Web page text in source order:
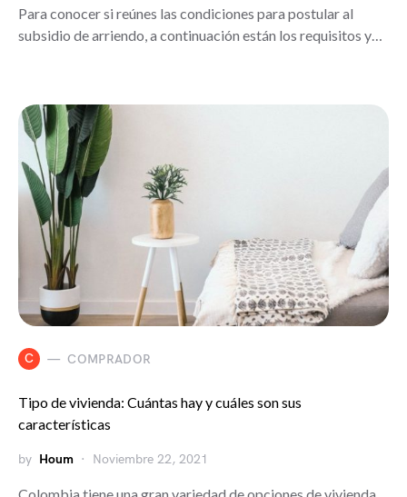
Para conocer si reúnes las condiciones para postular al
subsidio de arriendo, a continuación están los requisitos y…
C COMPRADOR
Tipo de vivienda: Cuántas hay y cuáles son sus
características
by Houm Noviembre 22, 2021